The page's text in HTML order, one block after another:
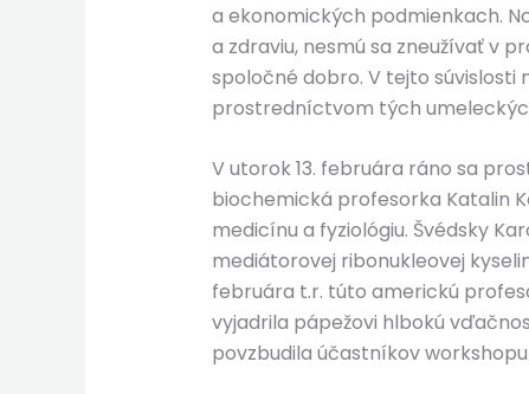
a ekonomických podmienkach.
a zdraviu, nesmú sa zneužívať v
spoločné dobro. V tejto
prostredníctvom tých
V utorok 13. februára ráno sa
biochemická profesorka Katalin
medicínu a fyziológiu. Švédsky
mediátorovej ribonukleovej
februára t.r. túto americkú
vyjadrila pápežovi hlbokú
povzbudila účastníkov